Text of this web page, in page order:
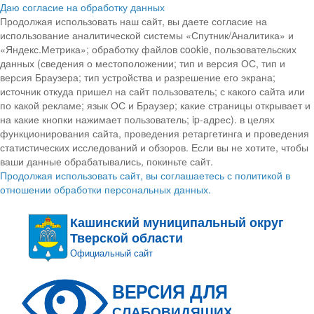
Даю согласие на обработку данных
Продолжая использовать наш сайт, вы даете согласие на
использование аналитической системы «Спутник/Аналитика» и
«Яндекс.Метрика»; обработку файлов cookie, пользовательских
данных (сведения о местоположении; тип и версия ОС, тип и
версия Браузера; тип устройства и разрешение его экрана;
источник откуда пришел на сайт пользователь; с какого сайта или
по какой рекламе; язык ОС и Браузер; какие страницы открывает и
на какие кнопки нажимает пользователь; ip-адрес). в целях
функционирования сайта, проведения ретаргетинга и проведения
статистических исследований и обзоров. Если вы не хотите, чтобы
ваши данные обрабатывались, покиньте сайт.
Продолжая использовать сайт, вы соглашаетесь с политикой в
отношении обработки персональных данных.